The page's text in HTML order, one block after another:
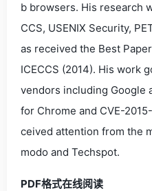
b browsers. His research
CCS, USENIX Security,
as received the Best
ICECCS (2014). His work
vendors including Google
for Chrome and CVE-
ceived attention from the
modo and Techspot.
PDF格式在线阅读